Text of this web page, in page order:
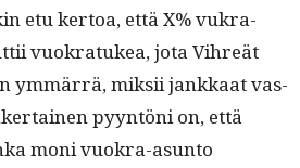
etu ker­toa, että X% vukra-
vuokratukea, jota Vihreät
ymmär­rä, mik­sii jankkaat vas­
pyyn­töni on, että
moni vuokra-asun­to